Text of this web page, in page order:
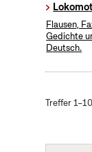
Flausen,
Gedichte
Deutsch.
Treffer